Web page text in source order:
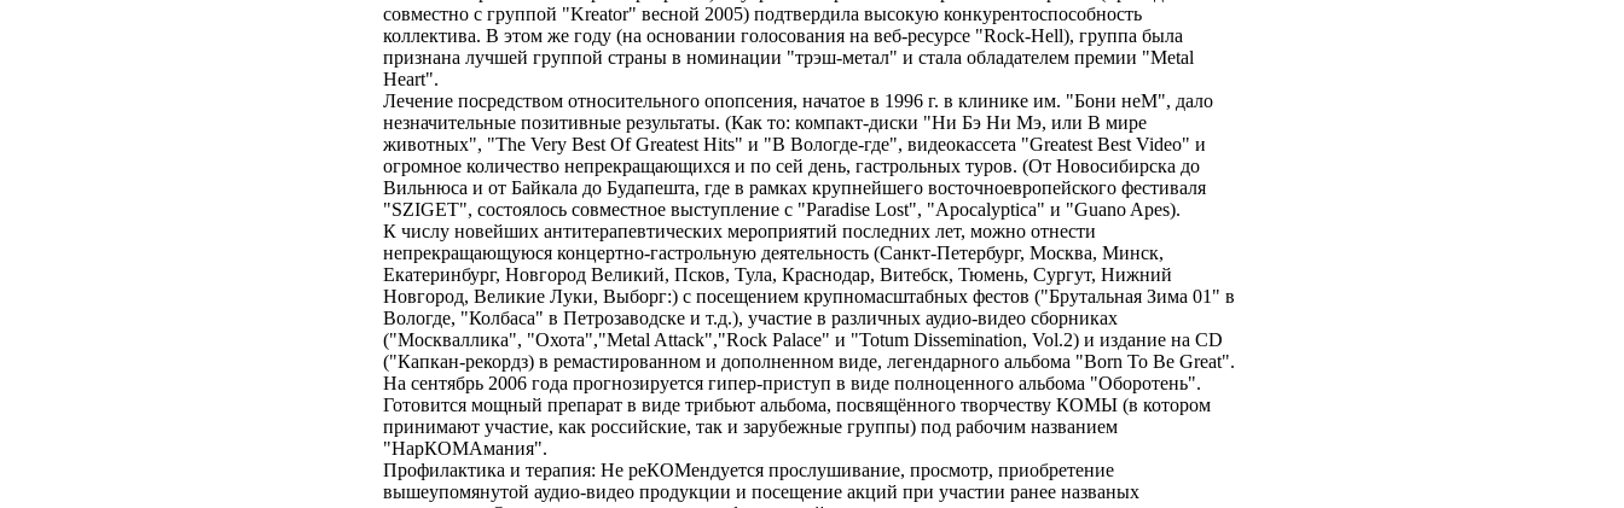
совместно с группой "Kreator" весной 2005) подтвердила высокую конкурентоспособность
коллектива. В этом же году (на основании голосования на веб-ресурсе "Rock-Hell), группа была
признана лучшей группой страны в номинации "трэш-метал" и стала обладателем премии "Metal
Heart".
Лечение посредством относительного опопсения, начатое в 1996 г. в клинике им. "Бони неМ", дало
незначительные позитивные результаты. (Как то: компакт-диски "Ни Бэ Ни Мэ, или В мире
животных", "The Very Best Of Greatest Hits" и "В Вологде-где", видеокассета "Greatest Best Video" и
огромное количество непрекращающихся и по сей день, гастрольных туров. (От Новосибирска до
Вильнюса и от Байкала до Будапешта, где в рамках крупнейшего восточноевропейского фестиваля
"SZIGET", состоялось совместное выступление с "Paradise Lost", "Apocalyptica" и "Guano Apes).
К числу новейших антитерапевтических мероприятий последних лет, можно отнести
непрекращающуюся концертно-гастрольную деятельность (Санкт-Петербург, Москва, Минск,
Екатеринбург, Новгород Великий, Псков, Тула, Краснодар, Витебск, Тюмень, Сургут, Нижний
Новгород, Великие Луки, Выборг:) с посещением крупномасштабных фестов ("Брутальная Зима 01" в
Вологде, "Колбаса" в Петрозаводске и т.д.), участие в различных аудио-видео сборниках
("Москваллика", "Охота","Metal Attack","Rock Palace" и "Totum Dissemination, Vol.2) и издание на CD
("Капкан-рекордз) в ремастированном и дополненном виде, легендарного альбома "Born To Be Great".
На сентябрь 2006 года прогнозируется гипер-приступ в виде полноценного альбома "Оборотень".
Готовится мощный препарат в виде трибьют альбома, посвящённого творчеству КОМЫ (в котором
принимают участие, как российские, так и зарубежные группы) под рабочим названием
"НарКОМАмания".
Профилактика и терапия: Не реКОМендуется прослушивание, просмотр, приобретение
вышеупомянутой аудио-видео продукции и посещение акций при участии ранее названых